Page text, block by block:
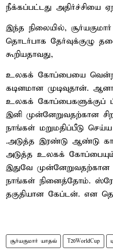
நீக்கப்பட்டது அதிர்ச்சியை
இந்த நிலையில்,
தொடர்பாக தேர்வுக்குழு
கூறியதாவது,
உலகக் கோப்பையை வென்ற
கடினமான முடிவுதான்.
உலகக் கோப்பைகளுக்குப்
இனி முன்னேறுவதற்கான
நாங்கள் மறுமதிப்பீடு
.அடுத்த இரண்டு ஆண்டு
அடுத்த உலகக்
இதுவே முன்னேறுவதற்கான
நாங்கள் நினைத்தோம்.
தகுதியான கேப்டன். என
சூர்யகுமார் யாதவ் T20WorldCup